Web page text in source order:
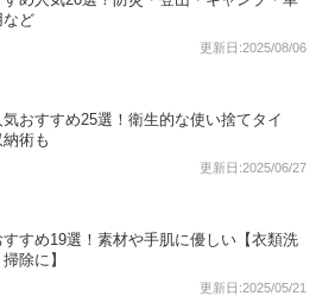
など
更新日:2025/08/06
気おすすめ25選！衛生的な使い捨てタイ
術も
更新日:2025/06/27
すめ19選！素材や手肌に優しい【衣類洗
除に】
更新日:2025/05/21